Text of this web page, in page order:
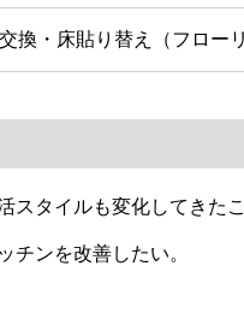
換・床貼り替え（フロー
スタイルも変化してきた
チンを改善したい。